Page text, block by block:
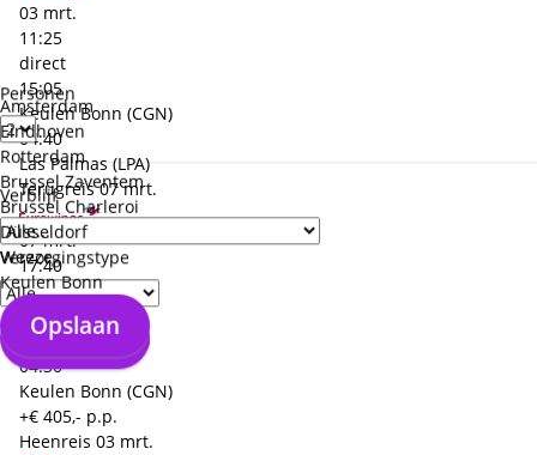
Personen
Verblijf
Verzorgingstype
Opslaan
Amsterdam
Eindhoven
Rotterdam
Brussel Zaventem
Brussel Charleroi
Düsseldorf
Weeze
Keulen Bonn
Opslaan
03 mrt.
11:25
direct
15:05
Keulen Bonn (CGN)
04:40
Las Palmas (LPA)
Terugreis 07 mrt.
07 mrt.
17:40
direct
23:10
Las Palmas (LPA)
04:30
Keulen Bonn (CGN)
+€ 405,- p.p.
Heenreis 03 mrt.